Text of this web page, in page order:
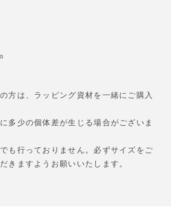
方は、ラッピング資材を一緒にご購入
多少の個体差が生じる場合がございま
も行っておりません。必ずサイズをご
きますようお願いいたします。